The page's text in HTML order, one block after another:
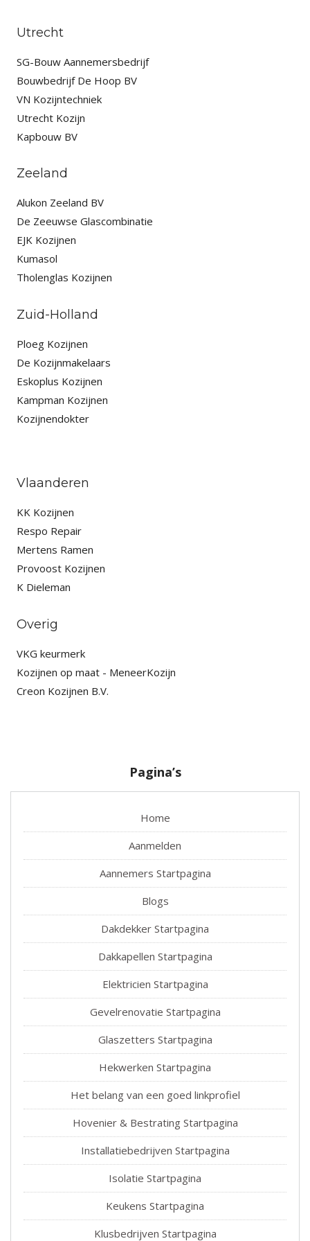
Utrecht
SG-Bouw Aannemersbedrijf
Bouwbedrijf De Hoop BV
VN Kozijntechniek
Utrecht Kozijn
Kapbouw BV
Zeeland
Alukon Zeeland BV
De Zeeuwse Glascombinatie
EJK Kozijnen
Kumasol
Tholenglas Kozijnen
Zuid-Holland
Ploeg Kozijnen
De Kozijnmakelaars
Eskoplus Kozijnen
Kampman Kozijnen
Kozijnendokter
Vlaanderen
KK Kozijnen
Respo Repair
Mertens Ramen
Provoost Kozijnen
K Dieleman
Overig
VKG keurmerk
Kozijnen op maat - MeneerKozijn
Creon Kozijnen B.V.
Pagina’s
Home
Aanmelden
Aannemers Startpagina
Blogs
Dakdekker Startpagina
Dakkapellen Startpagina
Elektricien Startpagina
Gevelrenovatie Startpagina
Glaszetters Startpagina
Hekwerken Startpagina
Het belang van een goed linkprofiel
Hovenier & Bestrating Startpagina
Installatiebedrijven Startpagina
Isolatie Startpagina
Keukens Startpagina
Klusbedrijven Startpagina